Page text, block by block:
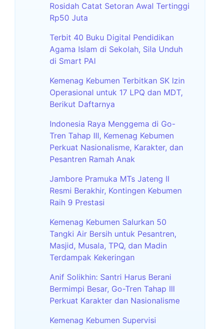
Rosidah Catat Setoran Awal Tertinggi
Rp50 Juta
Terbit 40 Buku Digital Pendidikan
Agama Islam di Sekolah, Sila Unduh
di Smart PAI
Kemenag Kebumen Terbitkan SK Izin
Operasional untuk 17 LPQ dan MDT,
Berikut Daftarnya
Indonesia Raya Menggema di Go-
Tren Tahap III, Kemenag Kebumen
Perkuat Nasionalisme, Karakter, dan
Pesantren Ramah Anak
Jambore Pramuka MTs Jateng II
Resmi Berakhir, Kontingen Kebumen
Raih 9 Prestasi
Kemenag Kebumen Salurkan 50
Tangki Air Bersih untuk Pesantren,
Masjid, Musala, TPQ, dan Madin
Terdampak Kekeringan
Anif Solikhin: Santri Harus Berani
Bermimpi Besar, Go-Tren Tahap III
Perkuat Karakter dan Nasionalisme
Kemenag Kebumen Supervisi